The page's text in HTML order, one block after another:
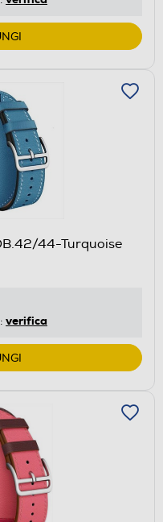
44-Turquoise
verifica